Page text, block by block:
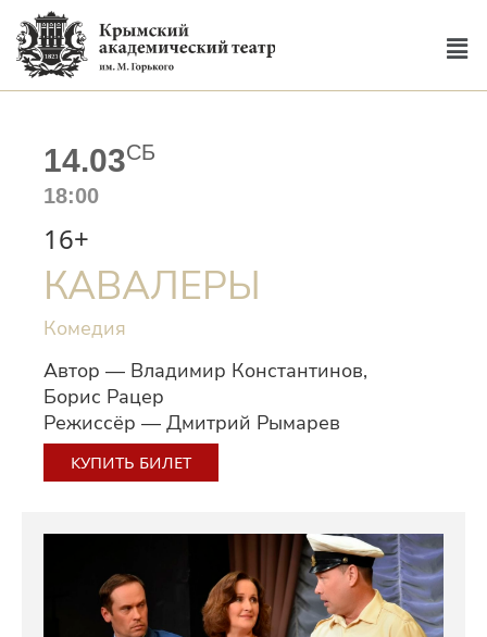
14.03СБ
18:00
16+
КУПИТЬ БИЛЕТ
Автор — Владимир Константинов,
Борис Рацер
Режиссёр — Дмитрий Рымарев
КАВАЛЕРЫ
Комедия